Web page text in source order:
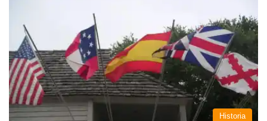
Historia